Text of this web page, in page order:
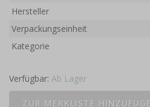
Hersteller
Verpackungseinheit
Kategorie
Verfügbar: Ab Lager